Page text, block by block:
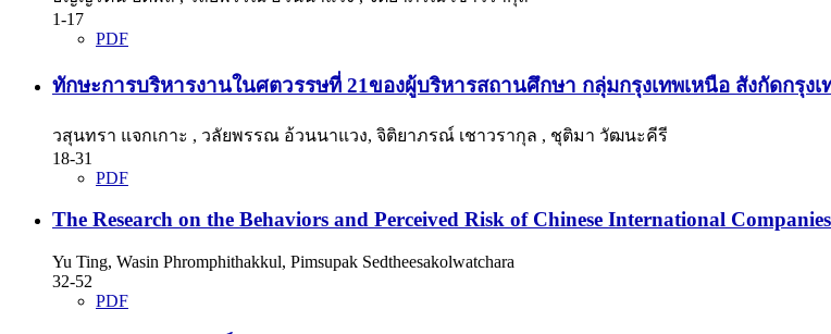
1-17
PDF
ทักษะการบริหารงานในศตวรรษที่ 21ของผู้บริหารสถานศึกษา กลุ่มกรุงเทพเหนือ สังกัดกรุง
วสุนทรา แจกเกาะ , วลัยพรรณ อ้วนนาแวง, จิติยาภรณ์ เชาวรากุล , ชุติมา วัฒนะคีรี
18-31
PDF
The Research on the Behaviors and Perceived Risk of Chinese International
Yu Ting, Wasin Phromphithakkul, Pimsupak Sedtheesakolwatchara
32-52
PDF